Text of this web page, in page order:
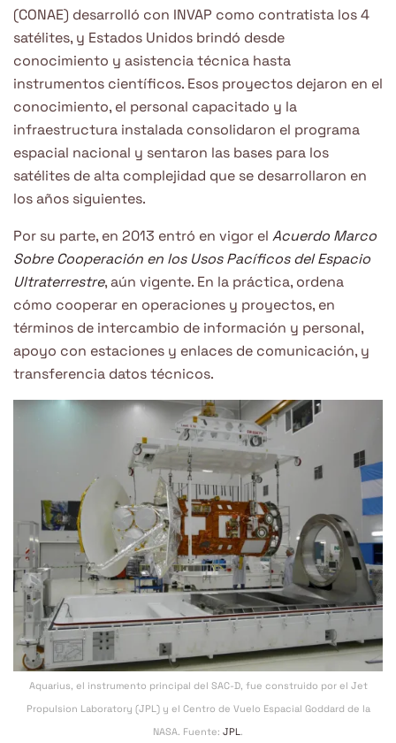
(CONAE) desarrolló con INVAP como contratista los 4
satélites, y Estados Unidos brindó desde
conocimiento y asistencia técnica hasta
instrumentos científicos. Esos proyectos dejaron en el
conocimiento, el personal capacitado y la
infraestructura instalada consolidaron el programa
espacial nacional y sentaron las bases para los
satélites de alta complejidad que se desarrollaron en
los años siguientes.
Por su parte, en 2013 entró en vigor el Acuerdo Marco
Sobre Cooperación en los Usos Pacíficos del Espacio
Ultraterrestre, aún vigente. En la práctica, ordena
cómo cooperar en operaciones y proyectos, en
términos de intercambio de información y personal,
apoyo con estaciones y enlaces de comunicación, y
transferencia datos técnicos.
Aquarius, el instrumento principal del SAC-D, fue construido por el Jet
Propulsion Laboratory (JPL) y el Centro de Vuelo Espacial Goddard de la
NASA. Fuente: JPL.